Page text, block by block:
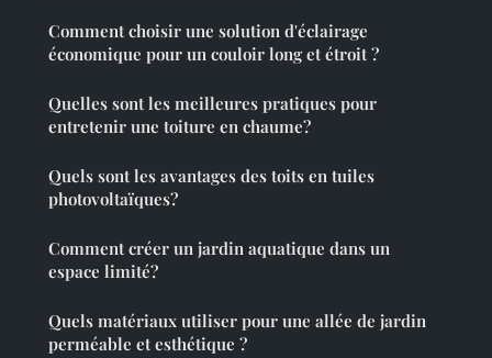
Comment choisir une solution d'éclairage
économique pour un couloir long et étroit ?
Quelles sont les meilleures pratiques pour
entretenir une toiture en chaume?
Quels sont les avantages des toits en tuiles
photovoltaïques?
Comment créer un jardin aquatique dans un
espace limité?
Quels matériaux utiliser pour une allée de jardin
perméable et esthétique ?